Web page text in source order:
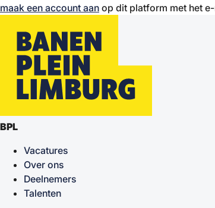
maak een account aan op dit platform met het
BPL
Vacatures
Over ons
Deelnemers
Talenten